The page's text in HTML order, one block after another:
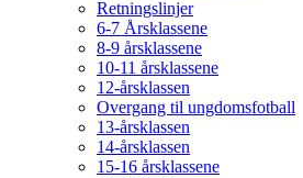
Retningslinjer
6-7 Årsklassene
8-9 årsklassene
10-11 årsklassene
12-årsklassen
Overgang til ungdomsfotball
13-årsklassen
14-årsklassen
15-16 årsklassene